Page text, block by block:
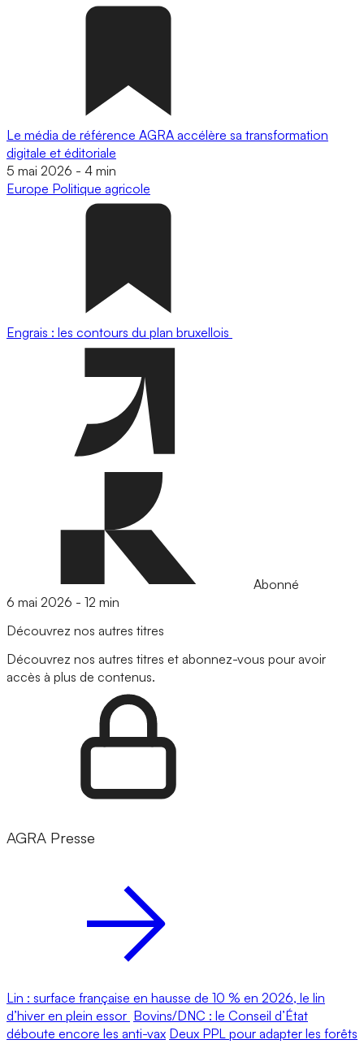
Le média de référence AGRA accélère sa transformation
digitale et éditoriale
5 mai 2026 - 4 min
Europe Politique agricole
Engrais : les contours du plan bruxellois
Abonné
6 mai 2026 - 12 min
Découvrez nos autres titres
Découvrez nos autres titres et abonnez-vous pour avoir
accès à plus de contenus.
AGRA Presse
Lin : surface française en hausse de 10 % en 2026, le lin
d’hiver en plein essor Bovins/DNC : le Conseil d’État
déboute encore les anti-vax Deux PPL pour adapter les forêts